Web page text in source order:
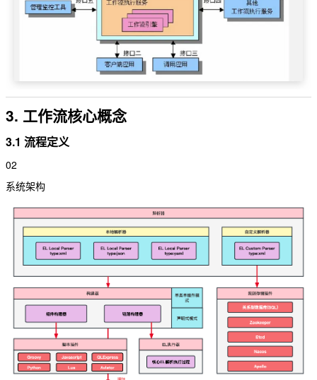
3. 工作流核心概念
3.1 流程定义
02
系统架构